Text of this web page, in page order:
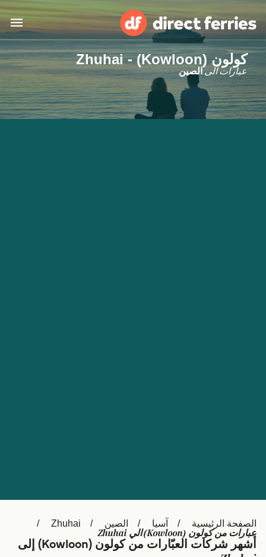
البلدان
تذاكر العبّارة
België (NL)
Ελλάδα
Belgique (FR)
Polska
Deutschland
Schweiz (DE)
كولون (Kowloon) - Zhuhai
عبارات الى الصين
الصفحة الرئيسية آسيا الصين Zhuhai
عبارات من كولون (Kowloon) الي Zhuhai
أشهر شركات العبّارات من كولون (Kowloon) إلى